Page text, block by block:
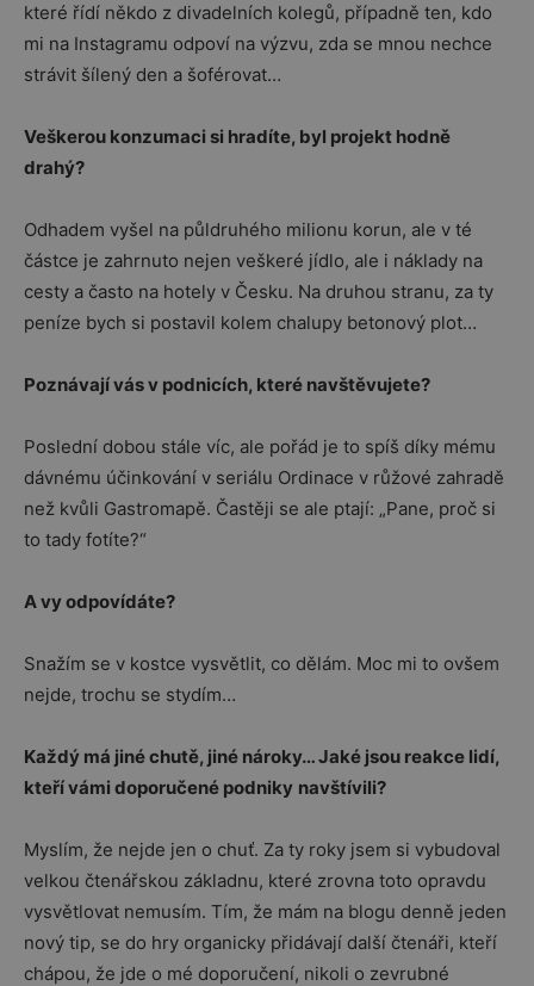
které řídí někdo z divadelních kolegů, případně ten, kdo
mi na Instagramu odpoví na výzvu, zda se mnou nechce
strávit šílený den a šoférovat…
Veškerou konzumaci si hradíte, byl projekt hodně
drahý?
Odhadem vyšel na půldruhého milionu korun, ale v té
částce je zahrnuto nejen veškeré jídlo, ale i náklady na
cesty a často na hotely v Česku. Na druhou stranu, za ty
peníze bych si postavil kolem chalupy betonový plot…
Poznávají vás v podnicích, které navštěvujete?
Poslední dobou stále víc, ale pořád je to spíš díky mému
dávnému účinkování v seriálu Ordinace v růžové zahradě
než kvůli Gastromapě. Častěji se ale ptají: „Pane, proč si
to tady fotíte?“
A vy odpovídáte?
Snažím se v kostce vysvětlit, co dělám. Moc mi to ovšem
nejde, trochu se stydím…
Každý má jiné chutě, jiné nároky… Jaké jsou reakce lidí,
kteří vámi doporučené podniky navštívili?
Myslím, že nejde jen o chuť. Za ty roky jsem si vybudoval
velkou čtenářskou základnu, které zrovna toto opravdu
vysvětlovat nemusím. Tím, že mám na blogu denně jeden
nový tip, se do hry organicky přidávají další čtenáři, kteří
chápou, že jde o mé doporučení, nikoli o zevrubné